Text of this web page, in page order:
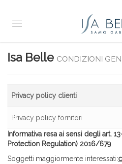
Isa Belle CONDIZIONI
Privacy policy clienti
Privacy policy fornitori
Informativa resa ai sensi degli art.
Protection Regulation) 2016/679
Soggetti maggiormente interessati: